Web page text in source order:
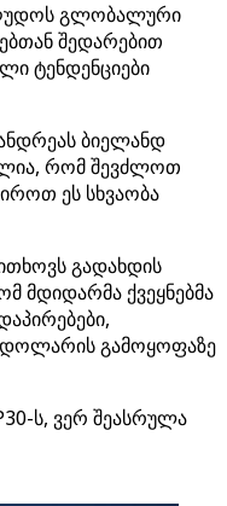
გლობალური
შედარებით
ტენდენციები
ბიელანდ
რომ შევძლოთ
ეს სხვაობა
გადახდის
მდიდარმა ქვეყნებმა
გამოყოფაზე
ს, ვერ შეასრულა